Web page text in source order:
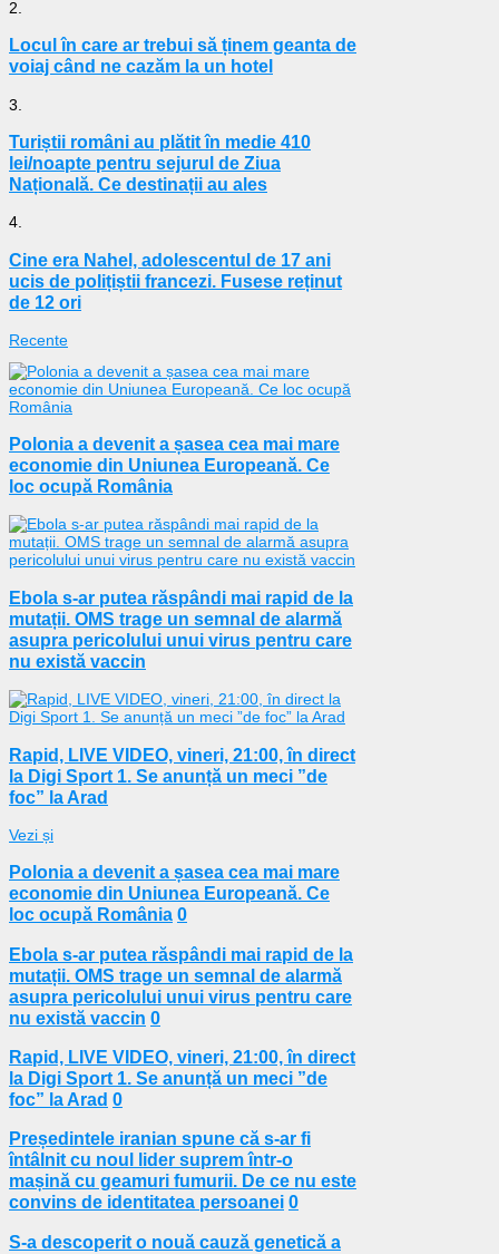
2.
Locul în care ar trebui să ținem geanta de
voiaj când ne cazăm la un hotel
3.
Turiștii români au plătit în medie 410
lei/noapte pentru sejurul de Ziua
Națională. Ce destinații au ales
4.
Cine era Nahel, adolescentul de 17 ani
ucis de polițiștii francezi. Fusese reținut
de 12 ori
Recente
Polonia a devenit a șasea cea mai mare
economie din Uniunea Europeană. Ce
loc ocupă România
Ebola s-ar putea răspândi mai rapid de la
mutații. OMS trage un semnal de alarmă
asupra pericolului unui virus pentru care
nu există vaccin
Rapid, LIVE VIDEO, vineri, 21:00, în direct
la Digi Sport 1. Se anunță un meci ”de
foc” la Arad
Vezi și
Polonia a devenit a șasea cea mai mare
economie din Uniunea Europeană. Ce
loc ocupă România 0
Ebola s-ar putea răspândi mai rapid de la
mutații. OMS trage un semnal de alarmă
asupra pericolului unui virus pentru care
nu există vaccin 0
Rapid, LIVE VIDEO, vineri, 21:00, în direct
la Digi Sport 1. Se anunță un meci ”de
foc” la Arad 0
Președintele iranian spune că s-ar fi
întâlnit cu noul lider suprem într-o
mașină cu geamuri fumurii. De ce nu este
convins de identitatea persoanei 0
S-a descoperit o nouă cauză genetică a